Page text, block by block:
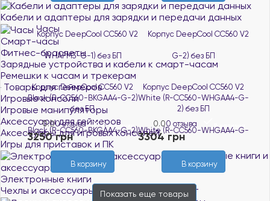
Кабели и адаптеры для зарядки и передачи данных
Часы
Смарт-часы
Фитнес-браслеты
Зарядные устройства и кабели к смарт-часам
Ремешки к часам и трекерам
Товары для геймеров
Игровые консоли
Игровые манипуляторы
Аксессуары для геймеров
Аксессуары для игровых консолей
Игры для приставок и ПК
Электронные книги и
аксессуары
Электронные книги
Чехлы и аксессуары для электронных книг
Корпус DeepCool CC560 V2
Black (R-CC560-BKGAA4-G-2)
без БП
0.00 отзыва В наличии
3250 грн
В корзину
Корпус DeepCool CC560 V2
White (R-CC560-WHGAA4-G-
2) без БП
0.00 отзыва В наличии
3304 грн
В корзину
Показать еще товары